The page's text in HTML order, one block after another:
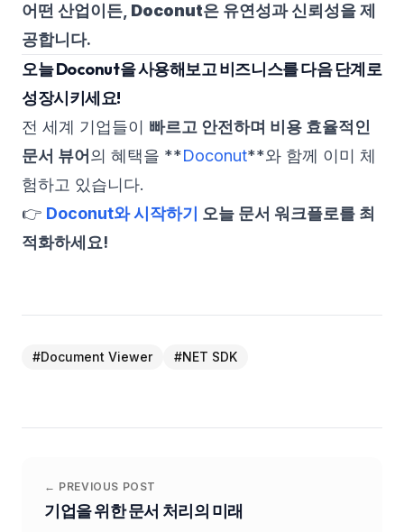
어떤 산업이든, Doconut은 유연성과 신뢰성을 제
공합니다.
오늘 Doconut을 사용해보고 비즈니스를 다음 단계로
성장시키세요!
전 세계 기업들이 빠르고 안전하며 비용 효율적인
문서 뷰어 의 혜택을 **Doconut**와 함께 이미 체
험하고 있습니다.
👉 Doconut와 시작하기 오늘 문서 워크플로를 최
적화하세요!
#Document Viewer #NET SDK
← PREVIOUS POST
기업을 위한 문서 처리의 미래